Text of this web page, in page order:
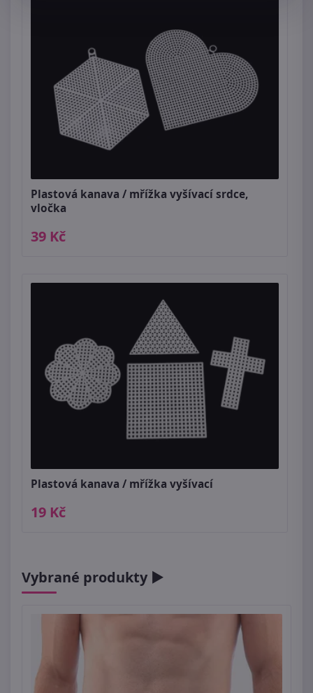
Plastová kanava / mřížka vyšívací srdce,
vločka
39 Kč
Plastová kanava / mřížka vyšívací
19 Kč
Vybrané produkty ►